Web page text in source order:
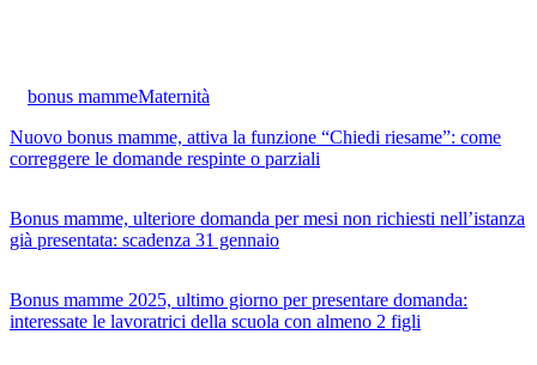
bonus mammeMaternità
Nuovo bonus mamme, attiva la funzione “Chiedi riesame”: come
correggere le domande respinte o parziali
Bonus mamme, ulteriore domanda per mesi non richiesti nell’istanza
già presentata: scadenza 31 gennaio
Bonus mamme 2025, ultimo giorno per presentare domanda:
interessate le lavoratrici della scuola con almeno 2 figli